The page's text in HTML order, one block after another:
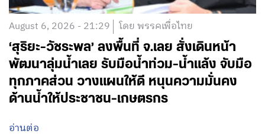
August 6, 2026 - 21:29 โดย พรรคเพื่อไทย
‘สุริยะ-วัชระพล’ ลงพื้นที่ จ.เลย สั่งเดินหน้า
พัฒนาลุ่มน้ำเลย รับมือน้ำท่วม-น้ำแล้ง จับมือ
ทุกภาคส่วน วางแผนให้ดี หนุนความมั่นคง
ด้านน้ำให้ประชาชน-เกษตรกร
อ่านต่อ